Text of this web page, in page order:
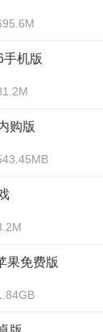
手机版
购版
果免费版